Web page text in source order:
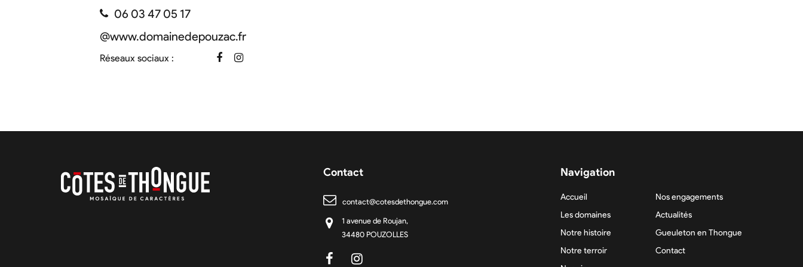
06 03 47 05 17
@www.domainedepouzac.fr
Réseaux sociaux :
Contact
contact@cotesdethongue.com
1 avenue de Roujan,
34480 POUZOLLES
Navigation
Accueil
Les domaines
Notre histoire
Notre terroir
Nos engagements
Actualités
Gueuleton en Thongue
Contact